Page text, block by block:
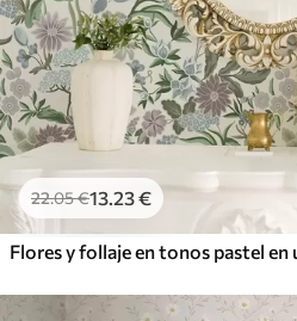
22.05€13.23€